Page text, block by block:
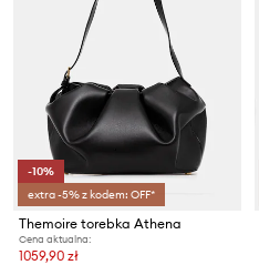
-10%
extra -5% z kodem: OFF*
Themoire torebka Athena
Cena aktualna:
1059,90 zł